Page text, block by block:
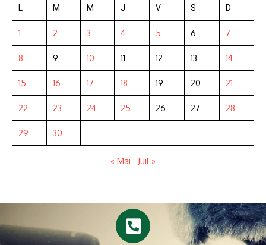
L M M J V S D
1 2 3 4 5 6 7
8 9 10 11 12 13 14
15 16 17 18 19 20 21
22 23 24 25 26 27 28
29 30
« Mai Juil »